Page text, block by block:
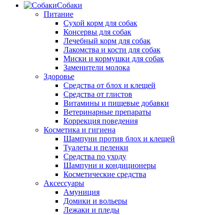
Собаки
Питание
Сухой корм для собак
Консервы для собак
Лечебный корм для собак
Лакомства и кости для собак
Миски и кормушки для собак
Заменители молока
Здоровье
Средства от блох и клещей
Средства от глистов
Витамины и пищевые добавки
Ветеринарные препараты
Коррекция поведения
Косметика и гигиена
Шампуни против блох и клещей
Туалеты и пеленки
Средства по уходу
Шампуни и кондиционеры
Косметические средства
Аксессуары
Амуниция
Домики и вольеры
Лежаки и пледы